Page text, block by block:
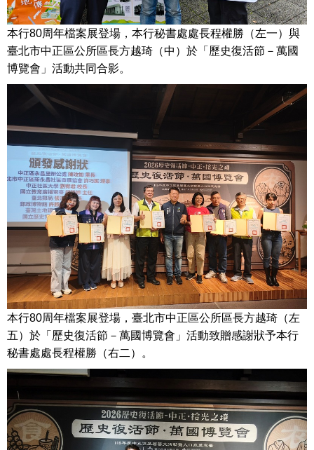
本行80周年檔案展登場，本行秘書處處長程權勝（左一）與
臺北市中正區公所區長方越琦（中）於「歷史復活節－萬國
博覽會」活動共同合影。
本行80周年檔案展登場，臺北市中正區公所區長方越琦（左
五）於「歷史復活節－萬國博覽會」活動致贈感謝狀予本行
秘書處處長程權勝（右二）。